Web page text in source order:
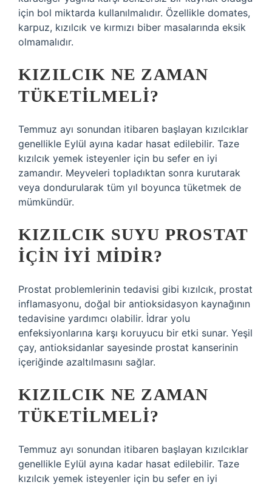
için bol miktarda kullanılmalıdır. Özellikle domates,
karpuz, kızılcık ve kırmızı biber masalarında eksik
olmamalıdır.
KIZILCIK NE ZAMAN
TÜKETILMELI?
Temmuz ayı sonundan itibaren başlayan kızılcıklar
genellikle Eylül ayına kadar hasat edilebilir. Taze
kızılcık yemek isteyenler için bu sefer en iyi
zamandır. Meyveleri topladıktan sonra kurutarak
veya dondurularak tüm yıl boyunca tüketmek de
mümkündür.
KIZILCIK SUYU PROSTAT
IÇIN IYI MIDIR?
Prostat problemlerinin tedavisi gibi kızılcık, prostat
inflamasyonu, doğal bir antioksidasyon kaynağının
tedavisine yardımcı olabilir. İdrar yolu
enfeksiyonlarına karşı koruyucu bir etki sunar. Yeşil
çay, antioksidanlar sayesinde prostat kanserinin
içeriğinde azaltılmasını sağlar.
KIZILCIK NE ZAMAN
TÜKETILMELI?
Temmuz ayı sonundan itibaren başlayan kızılcıklar
genellikle Eylül ayına kadar hasat edilebilir. Taze
kızılcık yemek isteyenler için bu sefer en iyi